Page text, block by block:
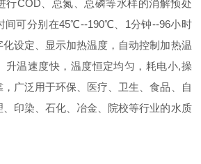
行COD、总氮、总磷等水样的消解预处
间可分别在45℃--190℃、1分钟--96小时
设定、显示加热温度，自动控制加热温
升温速度快，温度恒定均匀，耗电小,操
广泛用于环保、医疗、卫生、食品、自
印染、石化、冶金、院校等行业的水质